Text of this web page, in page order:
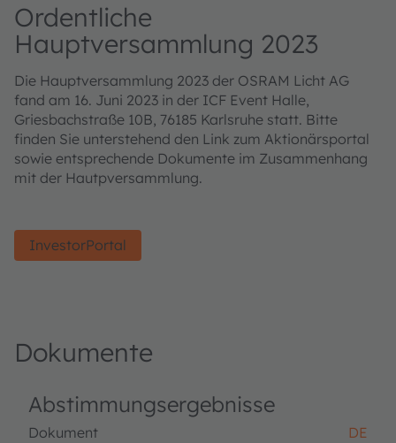
Ordentliche
Hauptversammlung 2023
Die Hauptversammlung 2023 der OSRAM Licht AG
fand am 16. Juni 2023 in der ICF Event Halle,
Griesbachstraße 10B, 76185 Karlsruhe statt. Bitte
finden Sie unterstehend den Link zum Aktionärsportal
sowie entsprechende Dokumente im Zusammenhang
mit der Hautpversammlung.
InvestorPortal
Dokumente
Abstimmungsergebnisse
Dokument DE